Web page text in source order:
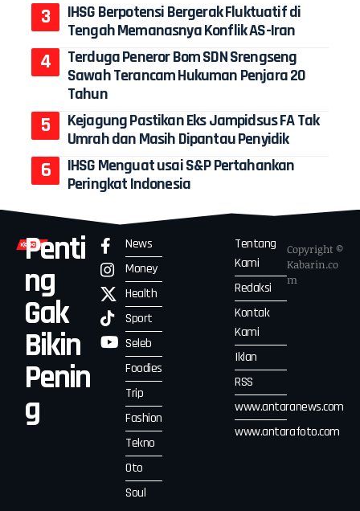
IHSG Berpotensi Bergerak Fluktuatif di
Tengah Memanasnya Konflik AS-Iran
Terduga Peneror Bom SDN Srengseng
Sawah Terancam Hukuman Penjara 20
Tahun
Kejagung Pastikan Eks Jampidsus FA Tak
Umrah dan Masih Dipantau Penyidik
IHSG Menguat usai S&P Pertahankan
Peringkat Indonesia
Penti
ng
Gak
Bikin
Penin
g
News
Money
Health
Sport
Seleb
Foodies
Trip
Fashion
Tekno
Oto
Soul
Tentang
Kami
Redaksi
Kontak
Kami
Iklan
RSS
www.antaranews.com
www.antarafoto.com
Copyright ©
Kabarin.co
m